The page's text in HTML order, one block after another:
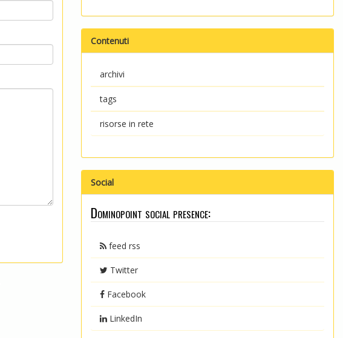
Contenuti
archivi
tags
risorse in rete
Social
Dominopoint social presence:
feed rss
Twitter
Facebook
LinkedIn